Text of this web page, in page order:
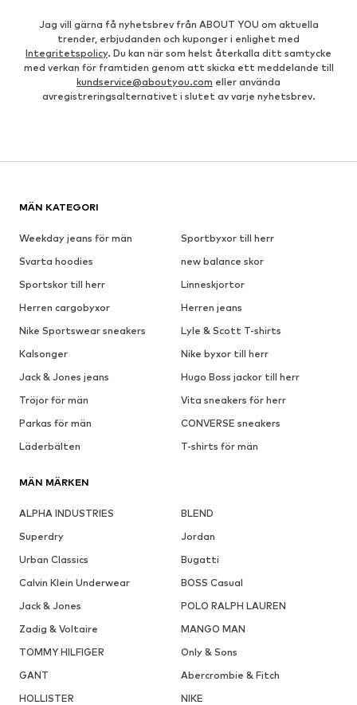
Jag vill gärna få nyhetsbrev från ABOUT YOU om aktuella
trender, erbjudanden och kuponger i enlighet med
Integritetspolicy. Du kan när som helst återkalla ditt samtycke
med verkan för framtiden genom att skicka ett meddelande till
kundservice@aboutyou.com eller använda
avregistreringsalternativet i slutet av varje nyhetsbrev.
MÄN KATEGORI
Weekday jeans för män
Sportbyxor till herr
Svarta hoodies
new balance skor
Sportskor till herr
Linneskjortor
Herren cargobyxor
Herren jeans
Nike Sportswear sneakers
Lyle & Scott T-shirts
Kalsonger
Nike byxor till herr
Jack & Jones jeans
Hugo Boss jackor till herr
Tröjor för män
Vita sneakers för herr
Parkas för män
CONVERSE sneakers
Läderbälten
T-shirts för män
MÄN MÄRKEN
ALPHA INDUSTRIES
BLEND
Superdry
Jordan
Urban Classics
Bugatti
Calvin Klein Underwear
BOSS Casual
Jack & Jones
POLO RALPH LAUREN
Zadig & Voltaire
MANGO MAN
TOMMY HILFIGER
Only & Sons
GANT
Abercrombie & Fitch
HOLLISTER
NIKE